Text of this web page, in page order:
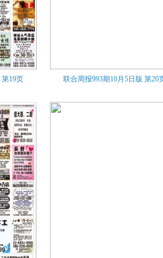
第19页 联合周报993期10月5日版 第20